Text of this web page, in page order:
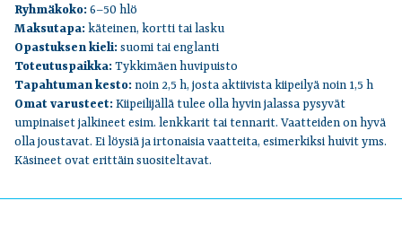
Ryhmäkoko:6–50 hlö
Maksutapa:käteinen, kortti tai lasku
Opastuksen kieli:suomi tai englanti
Toteutuspaikka:Tykkimäen huvipuisto
Tapahtuman kesto:noin 2,5 h, josta aktiivista kiipeilyä noin 1,5 h
Omat varusteet: Kiipeilijällä tulee olla hyvin jalassa pysyvät
umpinaiset jalkineet esim. lenkkarit tai tennarit. Vaatteiden on hyvä
olla joustavat. Ei löysiä ja irtonaisia vaatteita, esimerkiksi huivit yms.
Käsineet ovat erittäin suositeltavat.